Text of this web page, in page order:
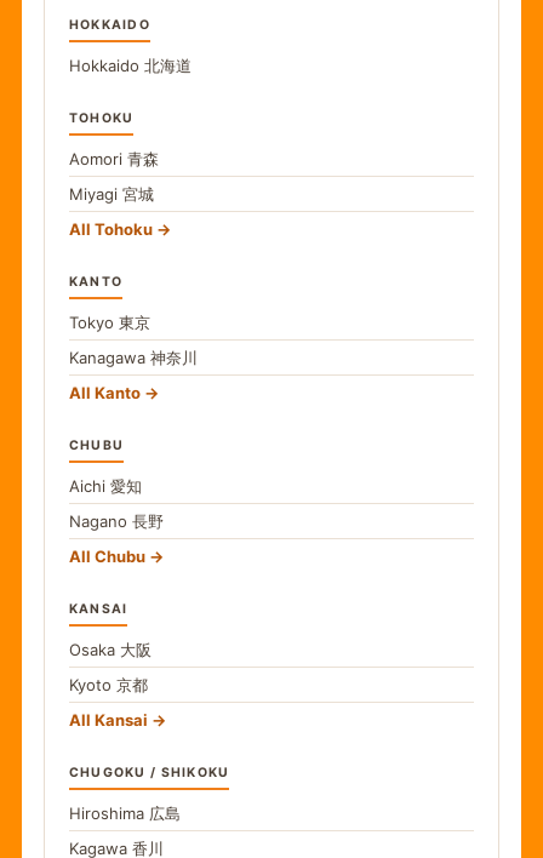
HOKKAIDO
Hokkaido 北海道
TOHOKU
Aomori 青森
Miyagi 宮城
All Tohoku
KANTO
Tokyo 東京
Kanagawa 神奈川
All Kanto
CHUBU
Aichi 愛知
Nagano 長野
All Chubu
KANSAI
Osaka 大阪
Kyoto 京都
All Kansai
CHUGOKU / SHIKOKU
Hiroshima 広島
Kagawa 香川